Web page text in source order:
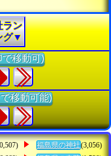
ラン
グ▼
移動可)
移動可能)
福島県の神社(3,056)